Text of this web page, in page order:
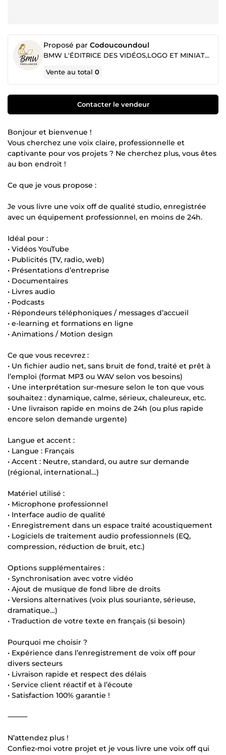
Proposé par Codoucoundoul
BMW L'ÉDITRICE DES VIDÉOS,LOGO ET MINIATURE
Vente au total0
Contacter le vendeur
Bonjour et bienvenue !
Vous cherchez une voix claire, professionnelle et
captivante pour vos projets ? Ne cherchez plus, vous êtes
au bon endroit !
Ce que je vous propose :
Je vous livre une voix off de qualité studio, enregistrée
avec un équipement professionnel, en moins de 24h.
Idéal pour :
• Vidéos YouTube
• Publicités (TV, radio, web)
• Présentations d’entreprise
• Documentaires
• Livres audio
• Podcasts
• Répondeurs téléphoniques / messages d’accueil
• e-learning et formations en ligne
• Animations / Motion design
Ce que vous recevrez :
• Un fichier audio net, sans bruit de fond, traité et prêt à
l’emploi (format MP3 ou WAV selon vos besoins)
• Une interprétation sur-mesure selon le ton que vous
souhaitez : dynamique, calme, sérieux, chaleureux, etc.
• Une livraison rapide en moins de 24h (ou plus rapide
encore selon demande urgente)
Langue et accent :
• Langue : Français
• Accent : Neutre, standard, ou autre sur demande
(régional, international…)
Matériel utilisé :
• Microphone professionnel
• Interface audio de qualité
• Enregistrement dans un espace traité acoustiquement
• Logiciels de traitement audio professionnels (EQ,
compression, réduction de bruit, etc.)
Options supplémentaires :
• Synchronisation avec votre vidéo
• Ajout de musique de fond libre de droits
• Versions alternatives (voix plus souriante, sérieuse,
dramatique…)
• Traduction de votre texte en français (si besoin)
Pourquoi me choisir ?
• Expérience dans l’enregistrement de voix off pour
divers secteurs
• Livraison rapide et respect des délais
• Service client réactif et à l’écoute
• Satisfaction 100% garantie !
⸻
N’attendez plus !
Confiez-moi votre projet et je vous livre une voix off qui